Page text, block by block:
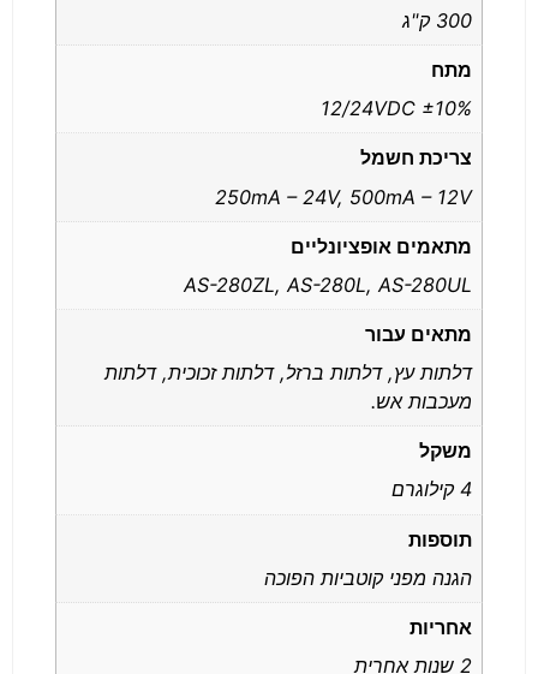
300 ק"ג
מתח
12/24VDC ±10%
צריכת חשמל
250mA – 24V, 500mA – 12V
מתאמים אופציונליים
AS-280ZL, AS-280L, AS-280UL
מתאים עבור
דלתות עץ, דלתות ברזל, דלתות זכוכית, דלתות
מעכבות אש.
משקל
4 קילוגרם
תוספות
הגנה מפני קוטביות הפוכה
אחריות
2 שנות אחרית